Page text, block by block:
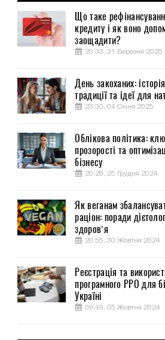
Що таке
кредиту і як воно
заощадити?
20:33, 31 Березня 2025
День закоханих:
традиції та ідеї для
23:30, 04 Січня 2025
Облікова політика:
прозорості та
бізнесу
20:28, 25 Грудня 2024
Як веганам
раціон: поради
здоров’я
20:55, 30 Жовтня 2024
Реєстрація та
програмного РРО для
Україні
09:49, 05 Жовтня 2024